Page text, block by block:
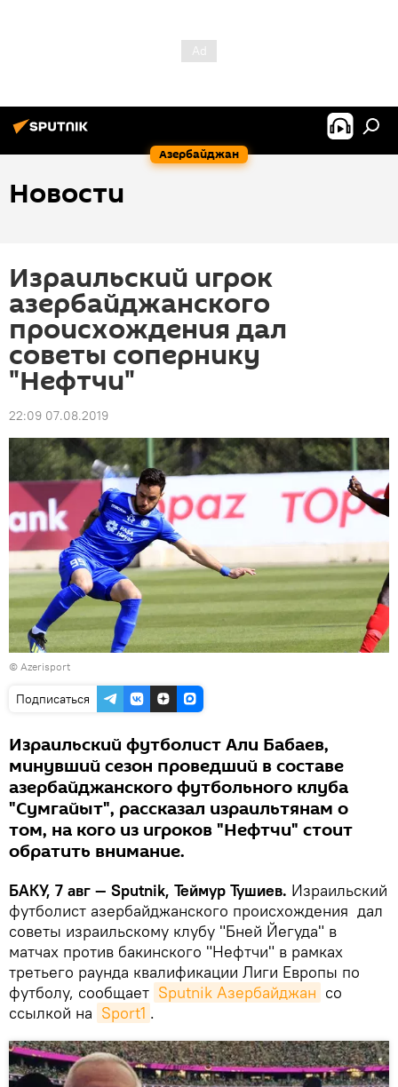
Азербайджан
Новости
Израильский игрок
азербайджанского
происхождения дал
советы сопернику
"Нефтчи"
22:09 07.08.2019
© Аzerisport
Подписаться
Израильский футболист Али Бабаев,
минувший сезон проведший в составе
азербайджанского футбольного клуба
"Сумгайыт", рассказал израильтянам о
том, на кого из игроков "Нефтчи" стоит
обратить внимание.
БАКУ, 7 авг — Sputnik, Теймур Тушиев. Израильский
футболист азербайджанского происхождения дал
советы израильскому клубу "Бней Йегуда" в
матчах против бакинского "Нефтчи" в рамках
третьего раунда квалификации Лиги Европы по
футболу, сообщает Sputnik Азербайджан со
ссылкой на Sport1 .